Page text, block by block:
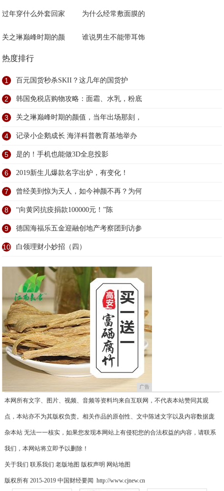
过年穿什么外套回家 为什么经常敷面膜的
关之琳巅峰时期的颜 谁说男生不能带耳饰
热度排行
1 百元国货秒杀SKII？这几年的国货护
2 韩国免税店购物攻略：面霜、水乳，粉底
3 关之琳巅峰时期的颜值，当年出场那刻，
4 记录小企鹅成长 海洋科普教育基地举办
5 是的！手机也能做3D全息投影
6 2019新生儿爆款名字出炉，有变化！
7 曾经美到惊为天人，如今神颜不再？为何
8 “向黄冈抗疫捐款100000元！”陈
9 德国海福乐五金迎融创地产考察团到访参
10 白领理财小妙招（四）
广告
本网所有文字、图片、视频、音频等资料均来自互联网，不代表本站赞同其观
点，本站亦不为其版权负责。相关作品的原创性、文中陈述文字以及内容数据庞
杂本站 无法一一核实，如果您发现本网站上有侵犯您的合法权益的内容，请联系
我们，本网站将立即予以删除！
关于我们 联系我们 老版地图 版权声明 网站地图
版权所有 2015-2019 中国财经要闻 http://www.cjnew.cn